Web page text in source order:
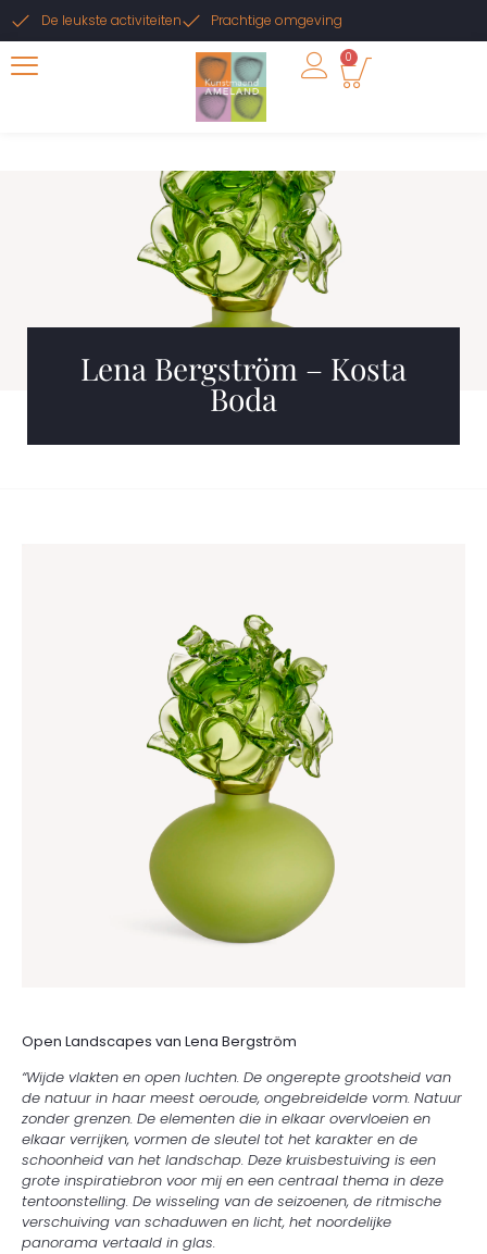
De leukste activiteiten Prachtige omgeving
0
Lena Bergström – Kosta
Boda
Open Landscapes van Lena Bergström
“Wijde vlakten en open luchten. De ongerepte grootsheid van
de natuur in haar meest oeroude, ongebreidelde vorm. Natuur
zonder grenzen. De elementen die in elkaar overvloeien en
elkaar verrijken, vormen de sleutel tot het karakter en de
schoonheid van het landschap. Deze kruisbestuiving is een
grote inspiratiebron voor mij en een centraal thema in deze
tentoonstelling. De wisseling van de seizoenen, de ritmische
verschuiving van schaduwen en licht, het noordelijke
panorama vertaald in glas.